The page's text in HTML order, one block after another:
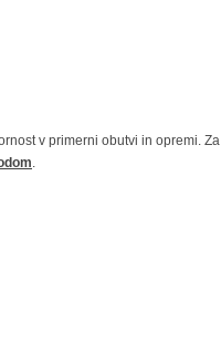
v primerni obutvi in opremi. Za
.